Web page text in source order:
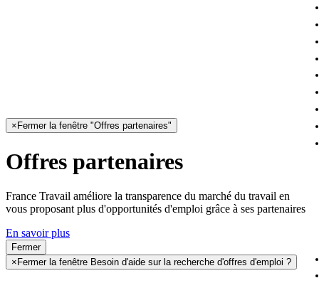
× Fermer la fenêtre "Offres partenaires"
Offres partenaires
France Travail améliore la transparence du marché du travail en
vous proposant plus d'opportunités d'emploi grâce à ses partenaires
En savoir plus
Fermer
× Fermer la fenêtre Besoin d'aide sur la recherche d'offres d'emploi ?